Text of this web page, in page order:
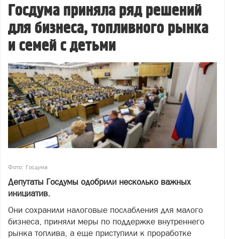
Госдума приняла ряд решений
для бизнеса, топливного рынка
и семей с детьми
Фото: Госдума
Депутаты Госдумы одобрили несколько важных
инициатив.
Они сохранили налоговые послабления для малого
бизнеса, приняли меры по поддержке внутреннего
рынка топлива, а еще приступили к проработке